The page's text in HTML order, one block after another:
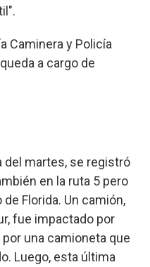
Caminera y Policía
a cargo de
del martes, se registró
en la ruta 5 pero
Florida. Un camión,
fue impactado por
una camioneta que
Luego, esta última